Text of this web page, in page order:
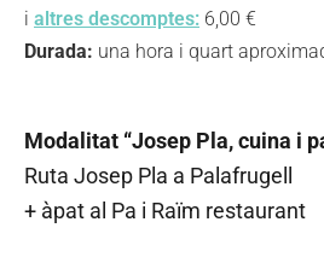
i altres descomptes: 6,00 €
Durada: una hora i quart
Modalitat “Josep Pla, cuina i
Ruta Josep Pla a Palafrugell
+ àpat al Pa i Raïm restaurant